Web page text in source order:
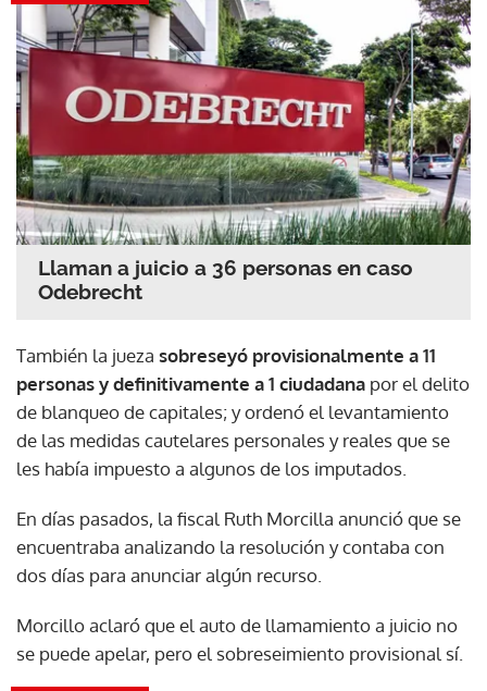
Llaman a juicio a 36 personas en caso
Odebrecht
También la jueza sobreseyó provisionalmente a 11
personas y definitivamente a 1 ciudadana por el delito
de blanqueo de capitales; y ordenó el levantamiento
de las medidas cautelares personales y reales que se
les había impuesto a algunos de los imputados.
En días pasados, la fiscal Ruth Morcilla anunció que se
encuentraba analizando la resolución y contaba con
dos días para anunciar algún recurso.
Morcillo aclaró que el auto de llamamiento a juicio no
se puede apelar, pero el sobreseimiento provisional sí.